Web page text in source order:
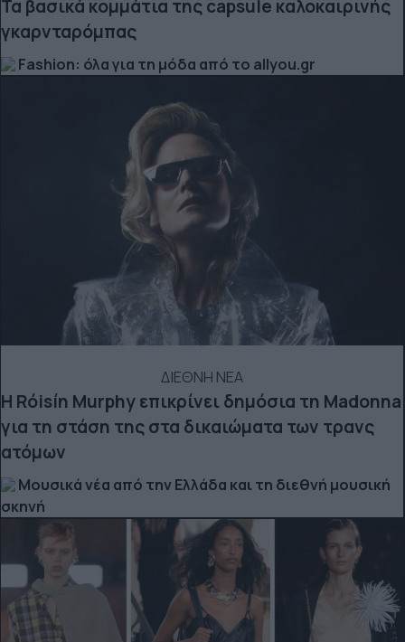
Τα βασικά κομμάτια της capsule καλοκαιρινής
γκαρνταρόμπας
Fashion: όλα για τη μόδα από το allyou.gr
ΔΙΕΘΝΗ ΝΕΑ
Η Róisín Murphy επικρίνει δημόσια τη Madonna
για τη στάση της στα δικαιώματα των τρανς
ατόμων
Μουσικά νέα από την Ελλάδα και τη διεθνή μουσική
σκηνή